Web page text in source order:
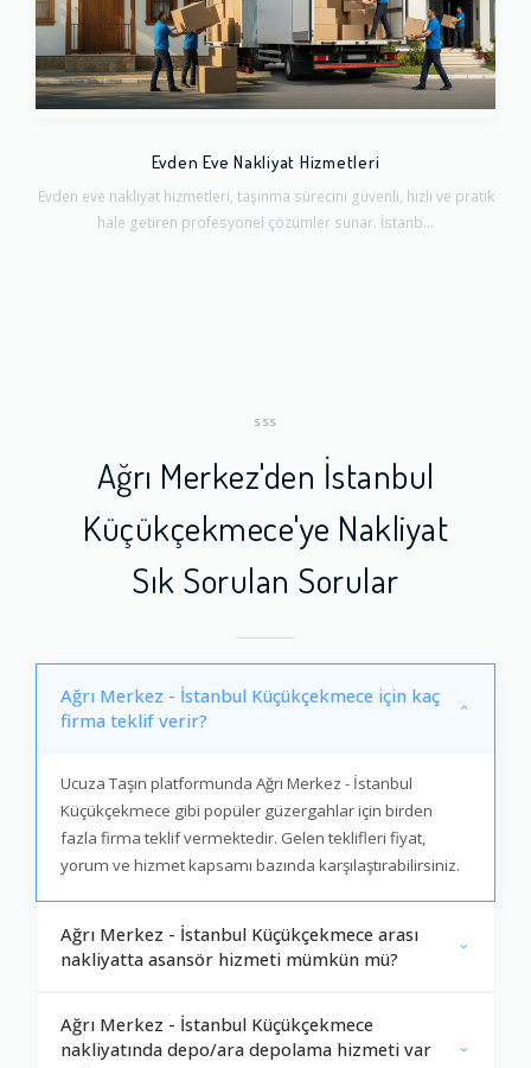
Evden Eve Nakliyat Hizmetleri
Evden eve nakliyat hizmetleri, taşınma sürecini güvenli, hızlı ve pratik
hale getiren profesyonel çözümler sunar. İstanb...
SSS
Ağrı Merkez'den İstanbul
Küçükçekmece'ye Nakliyat
Sık Sorulan Sorular
Ağrı Merkez - İstanbul Küçükçekmece için kaç
firma teklif verir?
Ucuza Taşın platformunda Ağrı Merkez - İstanbul
Küçükçekmece gibi popüler güzergahlar için birden
fazla firma teklif vermektedir. Gelen teklifleri fiyat,
yorum ve hizmet kapsamı bazında karşılaştırabilirsiniz.
Ağrı Merkez - İstanbul Küçükçekmece arası
nakliyatta asansör hizmeti mümkün mü?
Ağrı Merkez - İstanbul Küçükçekmece
nakliyatında depo/ara depolama hizmeti var